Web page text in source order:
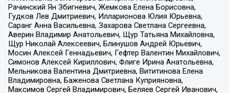
Рачинский Ян Збигневич, Жемкова Елена Борисовна,
Гудков Лев Дмитриевич, Илларионова Юлия Юрьевна,
Саранг Анна Васильевна, Захарова Светлана Сергеевна,
Аверин Владимир Анатольевич, Щур Татьяна Михайловна,
Щур Николай Алексеевич, Блинушов Андрей Юрьевич,
Мосин Алексей Геннадьевич, Гефтер Валентин Михайлович,
Симонов Алексей Кириллович, Флиге Ирина Анатольевна,
Мельникова Валентина Дмитриевна, Вититинова Елена
Владимировна, Баженова Светлана Куприяновна,
Максимов Сергей Владимирович, Беляев Сергей Иванович,